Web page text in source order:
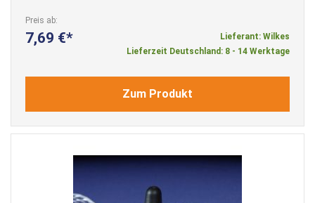
Preis ab
7,69 €
Lieferant: Wilkes
Lieferzeit Deutschland: 8 - 14 Werktage
Zum Produkt